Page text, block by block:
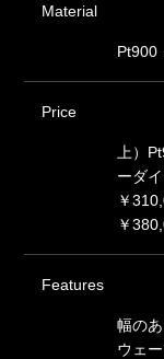
Material
Pt900
Price
上）
ーダ
￥
￥
Features
幅の
ウェ